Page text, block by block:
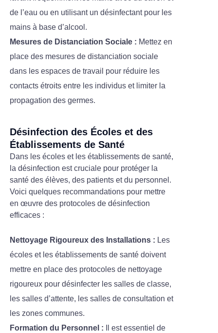
de l’eau ou en utilisant un désinfectant pour les
mains à base d’alcool.
Mesures de Distanciation Sociale : Mettez en
place des mesures de distanciation sociale
dans les espaces de travail pour réduire les
contacts étroits entre les individus et limiter la
propagation des germes.
Désinfection des Écoles et des
Établissements de Santé
Dans les écoles et les établissements de santé,
la désinfection est cruciale pour protéger la
santé des élèves, des patients et du personnel.
Voici quelques recommandations pour mettre
en œuvre des protocoles de désinfection
efficaces :
Nettoyage Rigoureux des Installations : Les
écoles et les établissements de santé doivent
mettre en place des protocoles de nettoyage
rigoureux pour désinfecter les salles de classe,
les salles d’attente, les salles de consultation et
les zones communes.
Formation du Personnel : Il est essentiel de